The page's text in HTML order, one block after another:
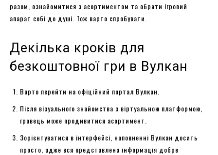
разом, ознайомитися з асортиментом та обрати ігровий
апарат собі до душі. Тож варто спробувати.
Декілька кроків для
безкоштовної гри в Вулкан
Варто перейти на офіційний портал Вулкан.
Після візуального знайомства з віртуальною платформою,
гравець може продивитися асортимент.
Зорієнтуватися в інтерфейсі, наповненні Вулкан досить
просто, адже вся представлена інформація добре